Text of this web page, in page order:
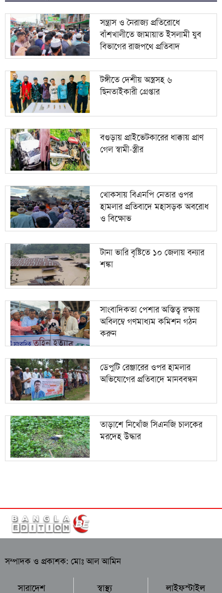
৯ বিদেশ থেকে চিৎকার করলেও গুরুত্ব দিচ্ছি না: স্বরাষ্ট্রমন্ত্রী
১০ খোকসায় বিএনপি নেতার ওপর হামলার প্রতিবাদে
মহাসড়ক অবরোধ ও বিক্ষোভ
সন্ত্রাস ও নৈরাজ্য প্রতিরোধে
বাঁশখালীতে জামায়াত ইসলামী যুব
বিভাগের রাজপথে প্রতিবাদ
টঙ্গীতে দেশীয় অস্ত্রসহ ৬
ছিনতাইকারী গ্রেপ্তার
বগুড়ায় প্রাইভেটকারের ধাক্কায় প্রাণ
গেল স্বামী-স্ত্রীর
খোকসায় বিএনপি নেতার ওপর
হামলার প্রতিবাদে মহাসড়ক অবরোধ
ও বিক্ষোভ
টানা ভারি বৃষ্টিতে ১০ জেলায় বন্যার
শঙ্কা
সাংবাদিকতা পেশার অস্তিত্ব রক্ষায়
অবিলম্বে গণমাধ্যম কমিশন গঠন
করুন
ডেপুটি রেঞ্জারের ওপর হামলার
অভিযোগের প্রতিবাদে মানববন্ধন
তাড়াশে নিখোঁজ সিএনজি চালকের
মরদেহ উদ্ধার
সম্পাদক ও প্রকাশক: মোঃ আল আমিন
সারাদেশ স্বাস্থ্য লাইফস্টাইল